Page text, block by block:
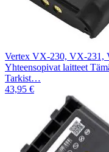
Vertex VX-230, VX-231,
Yhteensopivat laitteet
Tarkist…
43,95 €